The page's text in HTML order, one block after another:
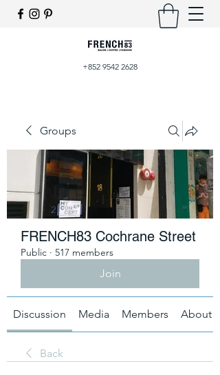
+852 9542 2628
Groups
FRENCH83 Cochrane Street
Public · 517 members
Join
Discussion Media Members About
Back